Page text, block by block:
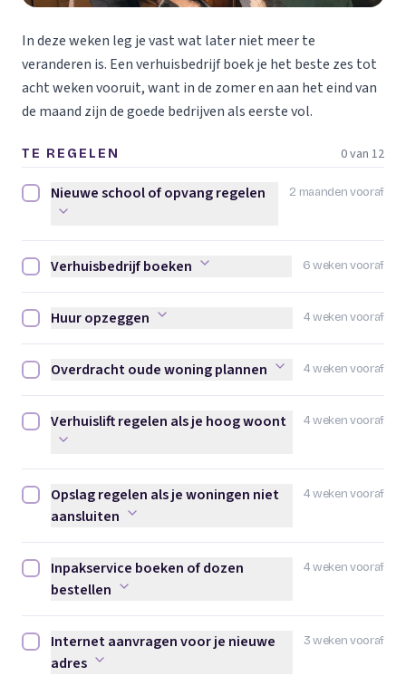
In deze weken leg je vast wat later niet meer te
veranderen is. Een verhuisbedrijf boek je het beste zes tot
acht weken vooruit, want in de zomer en aan het eind van
de maand zijn de goede bedrijven als eerste vol.
TE REGELEN 0 van 12
2 maanden vooraf
Nieuwe school of opvang regelen afvinken
Nieuwe school of opvang regelen
6 weken vooraf
Verhuisbedrijf boeken afvinken
Verhuisbedrijf boeken
4 weken vooraf
Huur opzeggen afvinken
Huur opzeggen
4 weken vooraf
Overdracht oude woning plannen afvinken
Overdracht oude woning plannen
4 weken vooraf
Verhuislift regelen als je hoog woont afvinken
Verhuislift regelen als je hoog woont
4 weken vooraf
Opslag regelen als je woningen niet aansluiten afvinken
Opslag regelen als je woningen niet
aansluiten
4 weken vooraf
Inpakservice boeken of dozen bestellen afvinken
Inpakservice boeken of dozen
bestellen
3 weken vooraf
Internet aanvragen voor je nieuwe adres afvinken
Internet aanvragen voor je nieuwe
adres